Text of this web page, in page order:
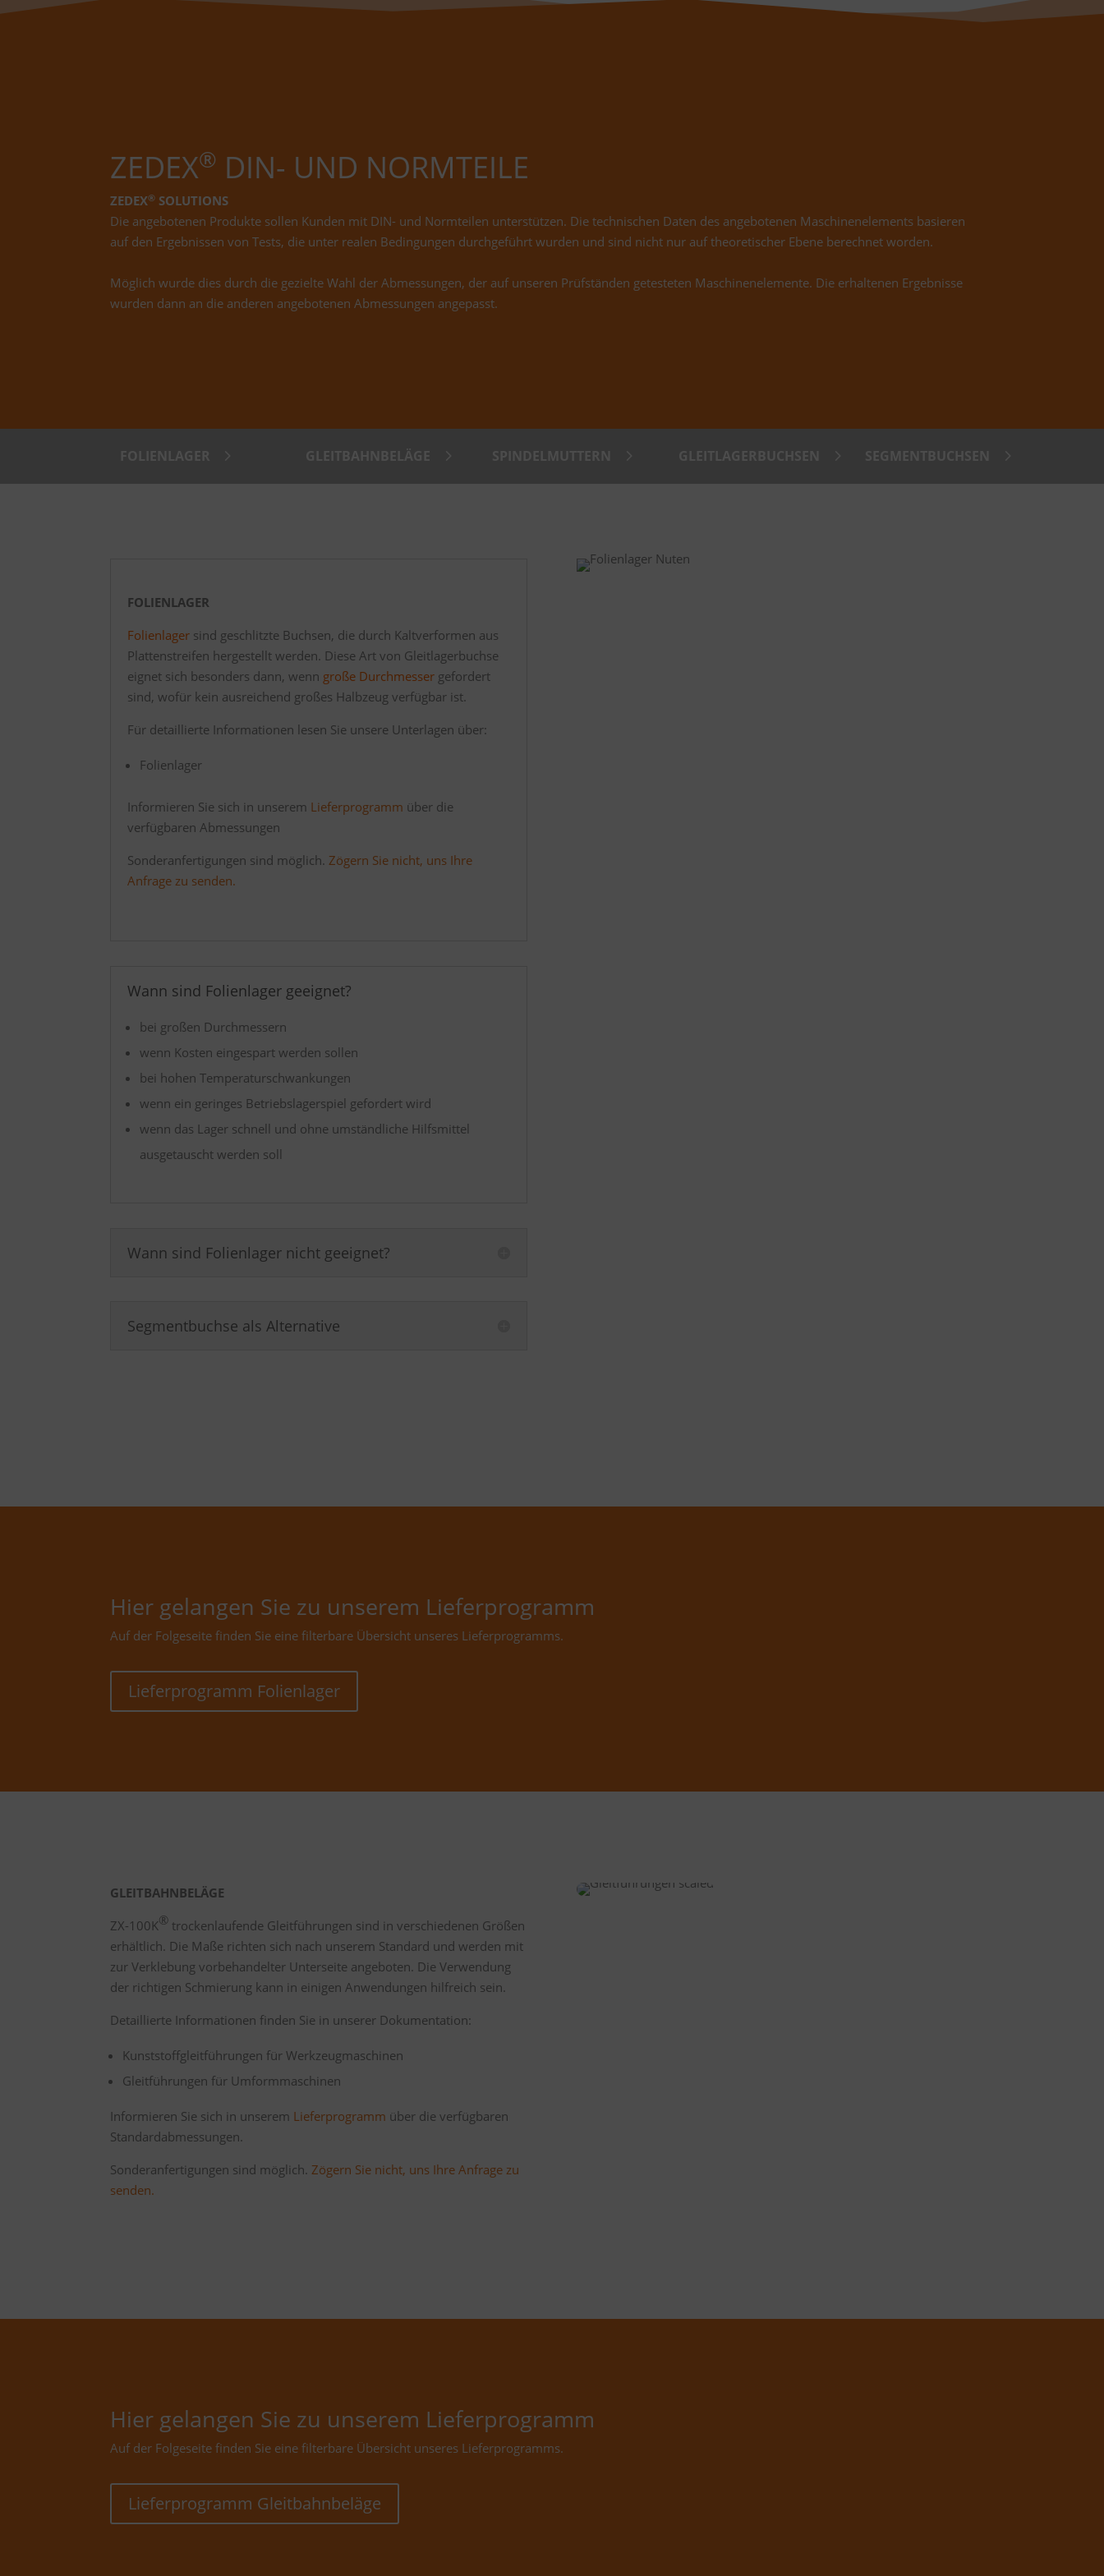
ZEDEX® DIN- UND NORMTEILE
ZEDEX® SOLUTIONS
Die angebotenen Produkte sollen Kunden mit DIN- und Normteilen unterstützen. Die technischen Daten des angebotenen Maschinenelements basieren
auf den Ergebnissen von Tests, die unter realen Bedingungen durchgeführt wurden und sind nicht nur auf theoretischer Ebene berechnet worden.
Möglich wurde dies durch die gezielte Wahl der Abmessungen, der auf unseren Prüfständen getesteten Maschinenelemente. Die erhaltenen Ergebnisse
wurden dann an die anderen angebotenen Abmessungen angepasst.
FOLIENLAGER
Folienlager sind geschlitzte Buchsen, die durch Kaltverformen aus
Plattenstreifen hergestellt werden. Diese Art von Gleitlagerbuchse
eignet sich besonders dann, wenn große Durchmesser gefordert
sind, wofür kein ausreichend großes Halbzeug verfügbar ist.
Für detaillierte Informationen lesen Sie unsere Unterlagen über:
Folienlager
Informieren Sie sich in unserem Lieferprogramm über die
verfügbaren Abmessungen
Sonderanfertigungen sind möglich. Zögern Sie nicht, uns Ihre
Anfrage zu senden.
Wann sind Folienlager geeignet?
bei großen Durchmessern
wenn Kosten eingespart werden sollen
bei hohen Temperaturschwankungen
wenn ein geringes Betriebslagerspiel gefordert wird
wenn das Lager schnell und ohne umständliche Hilfsmittel
ausgetauscht werden soll
Wann sind Folienlager nicht geeignet?
Segmentbuchse als Alternative
Hier gelangen Sie zu unserem Lieferprogramm
Auf der Folgeseite finden Sie eine filterbare Übersicht unseres Lieferprogramms.
Lieferprogramm Folienlager
GLEITBAHNBELÄGE
ZX-100K® trockenlaufende Gleitführungen sind in verschiedenen Größen
erhältlich. Die Maße richten sich nach unserem Standard und werden mit
zur Verklebung vorbehandelter Unterseite angeboten. Die Verwendung
der richtigen Schmierung kann in einigen Anwendungen hilfreich sein.
Detaillierte Informationen finden Sie in unserer Dokumentation:
Kunststoffgleitführungen für Werkzeugmaschinen
Gleitführungen für Umformmaschinen
Informieren Sie sich in unserem Lieferprogramm über die verfügbaren
Standardabmessungen.
Sonderanfertigungen sind möglich. Zögern Sie nicht, uns Ihre Anfrage zu
senden.
Hier gelangen Sie zu unserem Lieferprogramm
Auf der Folgeseite finden Sie eine filterbare Übersicht unseres Lieferprogramms.
Lieferprogramm Gleitbahnbeläge